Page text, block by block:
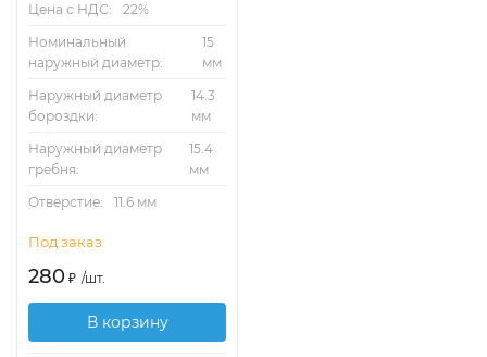
Цена с НДС:
22%
Номинальный
наружный диаметр:
15
мм
Наружный диаметр
бороздки:
14.3
мм
Наружный диаметр
гребня:
15.4
мм
Отверстие:
11.6 мм
Под заказ
280 ₽ /шт.
В корзину